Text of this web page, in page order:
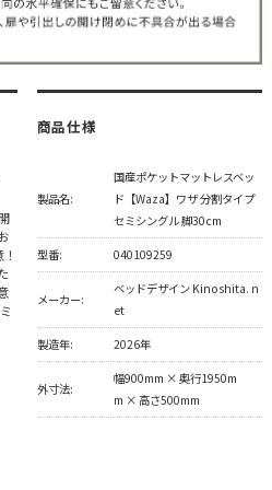
商品仕様
製品名:
国産ポケットマットレスベッ
ド【Waza】ワザ 分割タイプ
セミシングル 脚30cm
型番: 040109259
メーカー:
ベッドデザイン Kinoshita. n
et
製造年: 2026年
外寸法:
幅900mm × 奥行1950m
m × 高さ500mm